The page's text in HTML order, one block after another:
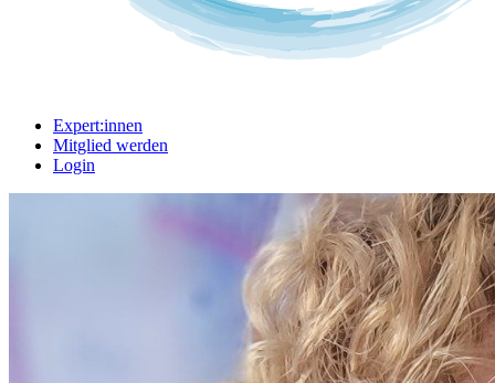
Expert:innen
Mitglied werden
Login